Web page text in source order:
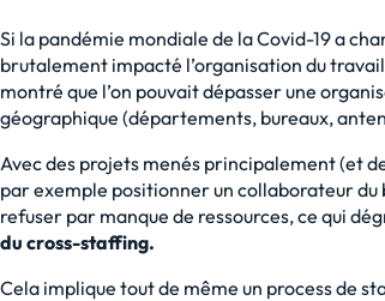
Si la pandémie mondiale de la Covid-19 a
brutalement impacté l’organisation du
montré que l’on pouvait dépasser une
géographique (départements, bureaux,
Avec des projets menés principalement (et
par exemple positionner un collaborateur du
refuser par manque de ressources, ce qui
du cross-staffing.
Cela implique tout de même un process de